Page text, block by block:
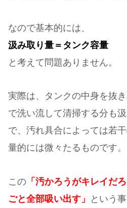
なので基本的には、
汲み取り量＝タンク容量
と考えて問題ありません。
実際は、タンクの中身を抜
で洗い流して清掃する分も
で、汚れ具合によっては若
量的には微々たるものです。
この 「汚かろうがキレイだ
ごと全部吸い出す」
という